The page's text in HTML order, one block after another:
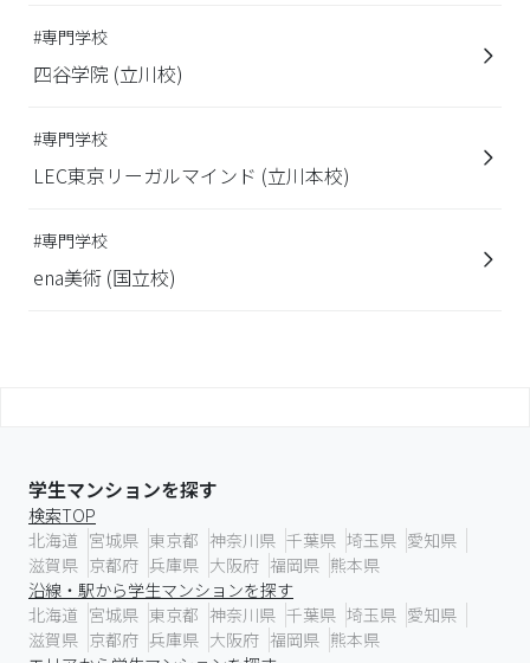
#専門学校
四谷学院 (立川校)
#専門学校
LEC東京リーガルマインド (立川本校)
#専門学校
ena美術 (国立校)
学生マンションを探す
検索TOP
北海道 宮城県 東京都 神奈川県 千葉県 埼玉県 愛知県
滋賀県 京都府 兵庫県 大阪府 福岡県 熊本県
沿線・駅から学生マンションを探す
北海道 宮城県 東京都 神奈川県 千葉県 埼玉県 愛知県
滋賀県 京都府 兵庫県 大阪府 福岡県 熊本県